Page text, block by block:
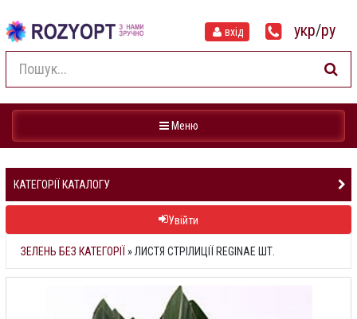
вхід укр/ру
Навігація
Меню
КАТЕГОРІЇ КАТАЛОГУ
Увійти
ЗЕЛЕНЬ БЕЗ КАТЕГОРІЇ »ЛИСТЯ СТРІЛИЦІЇ REGINAE ШТ.